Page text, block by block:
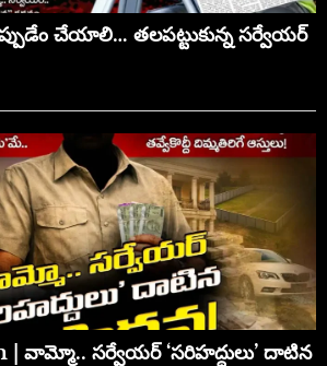
చేయాలి… తలపట్టుకున్న సర్వేయర్
| వామ్మో.. సర్వేయర్ ‘సరిహద్దులు’ దాటిన